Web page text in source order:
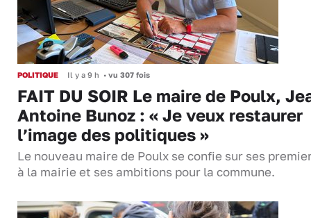
POLITIQUE Il y a 9 h • vu 307 fois
FAIT DU SOIR Le maire de Poulx,
Antoine Bunoz : « Je veux restaurer
l’image des politiques »
Le nouveau maire de Poulx se confie sur ses
à la mairie et ses ambitions pour la commune.